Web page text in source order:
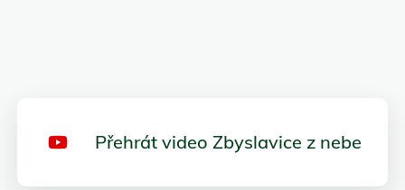
Přehrát video Zbyslavice z nebe